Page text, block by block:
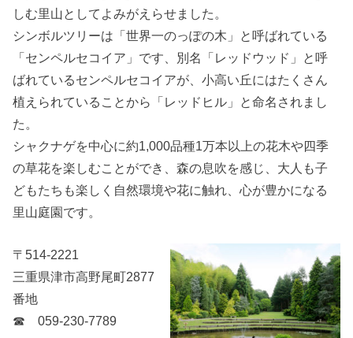
しむ里山としてよみがえらせました。
シンボルツリーは「世界一のっぽの木」と呼ばれている
「センペルセコイア」です、別名「レッドウッド」と呼
ばれているセンペルセコイアが、小高い丘にはたくさん
植えられていることから「レッドヒル」と命名されまし
た。
シャクナゲを中心に約1,000品種1万本以上の花木や四季
の草花を楽しむことができ、森の息吹を感じ、大人も子
どもたちも楽しく自然環境や花に触れ、心が豊かになる
里山庭園です。
〒514-2221
三重県津市高野尾町2877
番地
☎ 059-230-7789